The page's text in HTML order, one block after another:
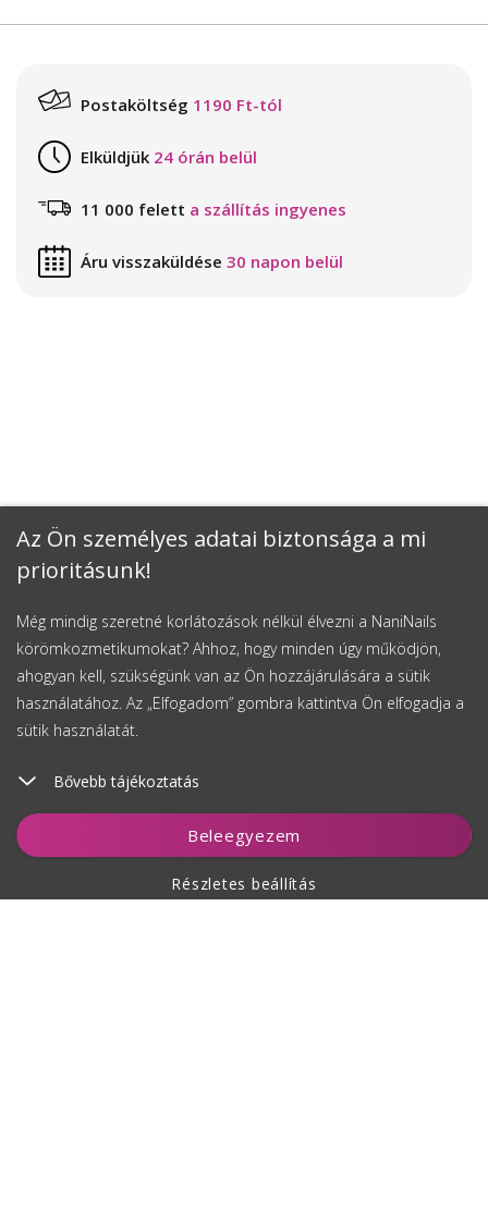
Az Ön személyes adatai biztonsága a mi
prioritásunk!
Még mindig szeretné korlátozások nélkül élvezni a NaniNails
körömkozmetikumokat? Ahhoz, hogy minden úgy működjön,
ahogyan kell, szükségünk van az Ön hozzájárulására a sütik
használatához. Az „Elfogadom” gombra kattintva Ön elfogadja a
sütik használatát.
Bővebb tájékoztatás
Beleegyezem
Részletes beállítás
Kosárhoz ad
Postaköltség 1190 Ft-tól
Elküldjük 24 órán belül
11 000 felett a szállítás ingyenes
Áru visszaküldése 30 napon belül